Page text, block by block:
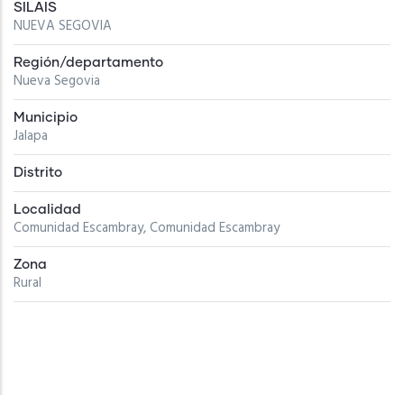
SILAIS
NUEVA SEGOVIA
Región/departamento
Nueva Segovia
Municipio
Jalapa
Distrito
Localidad
Comunidad Escambray, Comunidad Escambray
Zona
Rural